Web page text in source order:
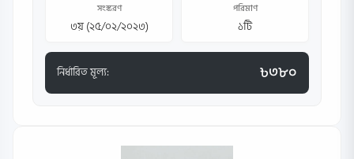
সংস্করণ
৩য় (২৫/০২/২০২৩)
পরিমাণ
১টি
নির্ধারিত মূল্য: ৳৩৮০